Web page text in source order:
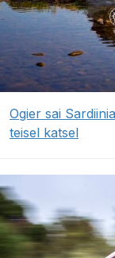
Ogier sai
teisel katsel